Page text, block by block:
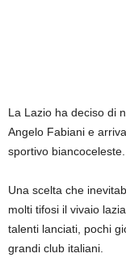
La Lazio ha deciso di
Angelo Fabiani e
sportivo biancoceleste.
Una scelta che
molti tifosi il vivaio
talenti lanciati, pochi
grandi club italiani.